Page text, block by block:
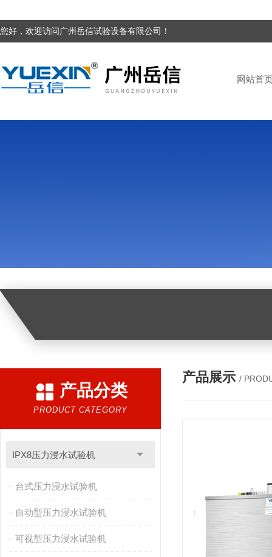
您好，欢迎访问广州岳信试验设备有限公司！
网站首
产品分类
PRODUCT CATEGORY
IPX8压力浸水试验机
台式压力浸水试验机
自动型压力浸水试验机
可视型压力浸水试验机
产品展示 /